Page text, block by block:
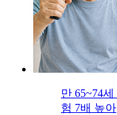
만 65~74
험 7배 높아